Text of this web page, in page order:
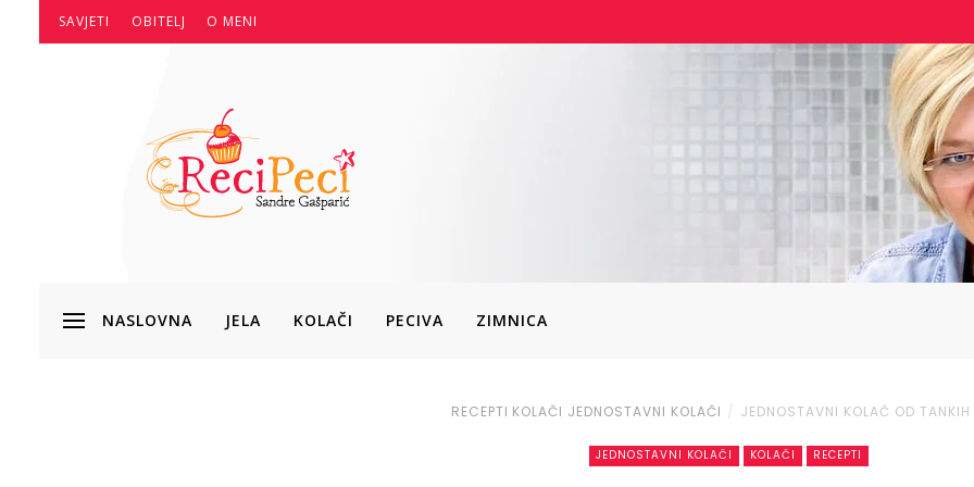
SAVJETI OBITELJ O MENI
NASLOVNA JELA KOLAČI PECIVA ZIMNICA
RECEPTI KOLAČI JEDNOSTAVNI KOLAČI JEDNOSTAVNI KOLAČ OD TANKIH
JEDNOSTAVNI KOLAČI KOLAČI RECEPTI